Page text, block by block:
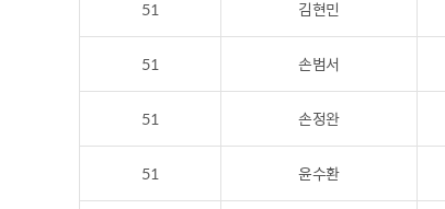
51 김현민
51 손범서
51 손정완
51 윤수환